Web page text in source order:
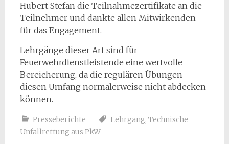
Hubert Stefan die Teilnahmezertifikate an die
Teilnehmer und dankte allen Mitwirkenden
für das Engagement.
Lehrgänge dieser Art sind für
Feuerwehrdienstleistende eine wertvolle
Bereicherung, da die regulären Übungen
diesen Umfang normalerweise nicht abdecken
können.
Presseberichte Lehrgang, Technische
Unfallrettung aus PkW